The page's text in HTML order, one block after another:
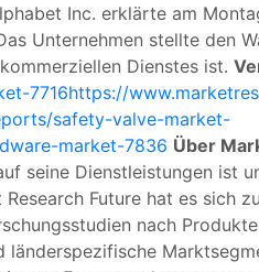
Inc. erklärte am
Unternehmen stellte den
Dienstes ist.
7716https://
safety-valve-market-
market-7836 Über
seine Dienstleistungen ist
Future hat es sich
nach